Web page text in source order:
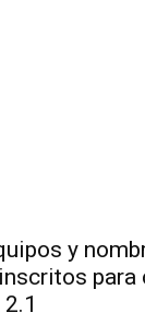
y
para